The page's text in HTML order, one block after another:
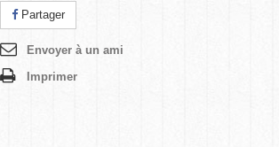
Partager
Envoyer à un ami
Imprimer